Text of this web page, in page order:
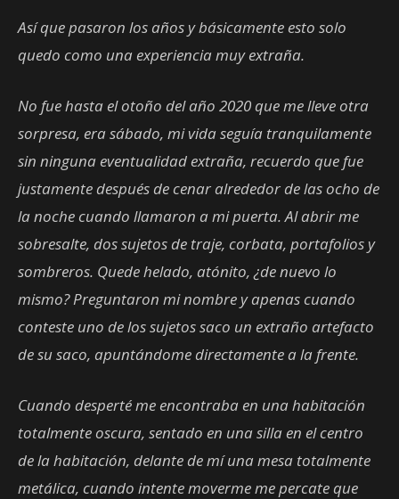
Así que pasaron los años y básicamente esto solo
quedo como una experiencia muy extraña.
No fue hasta el otoño del año 2020 que me lleve otra
sorpresa, era sábado, mi vida seguía tranquilamente
sin ninguna eventualidad extraña, recuerdo que fue
justamente después de cenar alrededor de las ocho de
la noche cuando llamaron a mi puerta. Al abrir me
sobresalte, dos sujetos de traje, corbata, portafolios y
sombreros. Quede helado, atónito, ¿de nuevo lo
mismo? Preguntaron mi nombre y apenas cuando
conteste uno de los sujetos saco un extraño artefacto
de su saco, apuntándome directamente a la frente.
Cuando desperté me encontraba en una habitación
totalmente oscura, sentado en una silla en el centro
de la habitación, delante de mí una mesa totalmente
metálica, cuando intente moverme me percate que